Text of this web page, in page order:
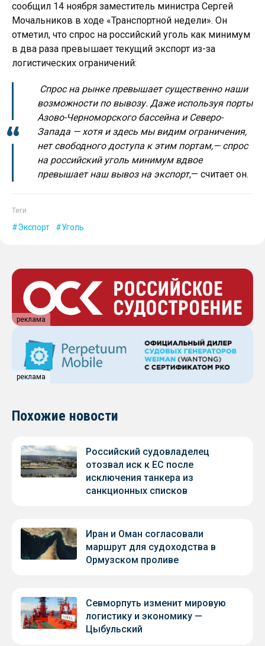
сообщил 14 ноября заместитель министра Сергей
Мочальников в ходе «Транспортной недели». Он
отметил, что спрос на российский уголь как минимум
в два раза превышает текущий экспорт из-за
логистических ограничений:
Спрос на рынке превышает существенно наши
возможности по вывозу. Даже используя порты
Азово-Черноморского бассейна и Северо-
Запада — хотя и здесь мы видим ограничения,
нет свободного доступа к этим портам,— спрос
на российский уголь минимум вдвое
превышает наш вывоз на экспорт,— считает он.
Теги
Экспорт Уголь
реклама
реклама
Похожие новости
Российский судовладелец
отозвал иск к ЕС после
исключения танкера из
санкционных списков
Иран и Оман согласовали
маршрут для судоходства в
Ормузском проливе
Севморпуть изменит мировую
логистику и экономику —
Цыбульский